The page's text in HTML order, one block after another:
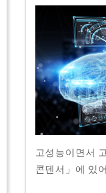
고성능이면서
콘덴서」에 있